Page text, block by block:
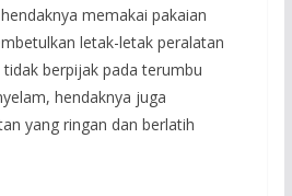
memakai pakaian
letak-letak peralatan
tidak berpijak pada terumbu
hendaknya juga
yang ringan dan berlatih